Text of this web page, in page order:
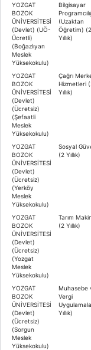
YOZGAT
BOZOK
ÜNİVERSİTESİ
(Devlet) (UÖ-
Ücretli)
(Boğazlıyan
Meslek
Yüksekokulu)
Bilgisayar
(Uzaktan
Öğretim) (2
Yıllık)
YOZGAT
BOZOK
ÜNİVERSİTESİ
(Devlet)
(Ücretsiz)
(Şefaatli
Meslek
Yüksekokulu)
Çağrı
Hizmetleri
Yıllık)
YOZGAT
BOZOK
ÜNİVERSİTESİ
(Devlet)
(Ücretsiz)
(Yerköy
Meslek
Yüksekokulu)
Sosyal
(2 Yıllık)
YOZGAT
BOZOK
ÜNİVERSİTESİ
(Devlet)
(Ücretsiz)
(Yozgat
Meslek
Yüksekokulu)
Tarım
(2 Yıllık)
YOZGAT
BOZOK
ÜNİVERSİTESİ
(Devlet)
(Ücretsiz)
(Sorgun
Meslek
Yüksekokulu)
Muhasebe
Vergi
Yıllık)